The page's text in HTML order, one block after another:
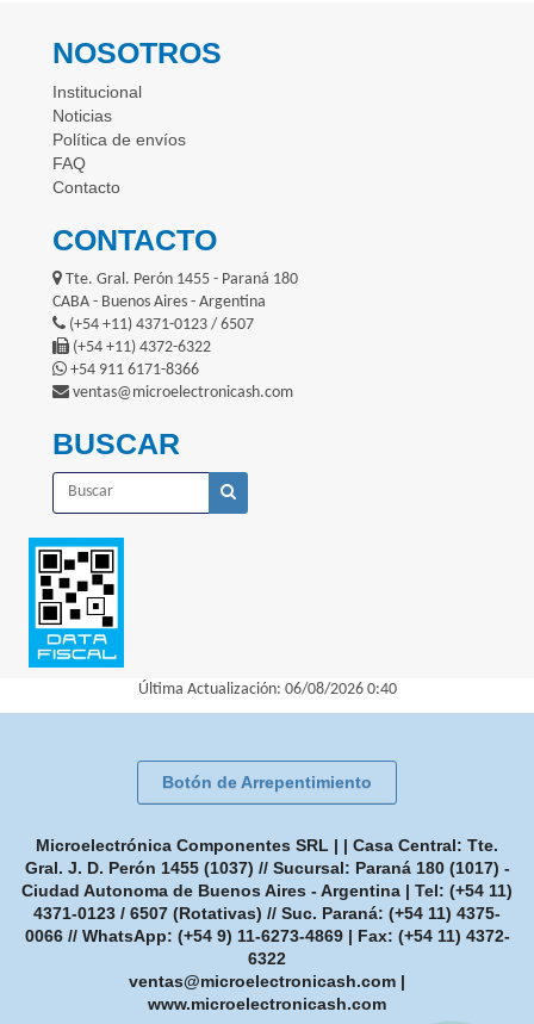
NOSOTROS
Institucional
Noticias
Política de envíos
FAQ
Contacto
CONTACTO
Tte. Gral. Perón 1455 - Paraná 180
CABA - Buenos Aires - Argentina
(+54 +11) 4371-0123 / 6507
(+54 +11) 4372-6322
+54 911 6171-8366
ventas@microelectronicash.com
BUSCAR
Última Actualización: 06/08/2026 0:40
Botón de Arrepentimiento
Microelectrónica Componentes SRL | | Casa Central: Tte.
Gral. J. D. Perón 1455 (1037) // Sucursal: Paraná 180 (1017) -
Ciudad Autonoma de Buenos Aires - Argentina | Tel: (+54 11)
4371-0123 / 6507 (Rotativas) // Suc. Paraná: (+54 11) 4375-
0066 // WhatsApp: (+54 9) 11-6273-4869| Fax: (+54 11) 4372-
6322
ventas@microelectronicash.com |
www.microelectronicash.com